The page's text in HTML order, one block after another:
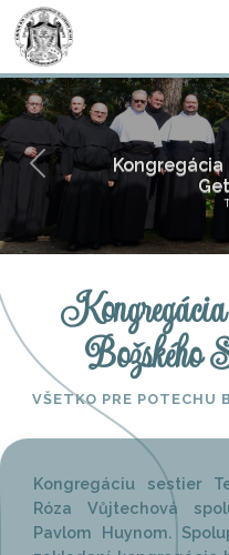
Previous
Božského
VŠETKO PRE POTECHU
Kongregáciu sestier
Róza Vůjtechová
Pavlom Huynom.